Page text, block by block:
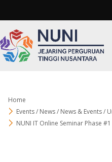
Home
Events / News / News & Events /
NUNI IT Online Seminar Phase